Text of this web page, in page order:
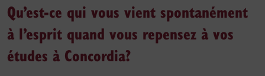
Qu’est-ce qui vous vient spontanément
à l’esprit quand vous repensez à vos
études à Concordia?